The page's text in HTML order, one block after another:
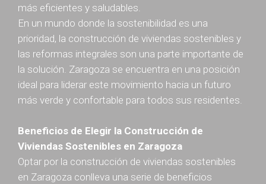
más eficientes y saludables.
En un mundo donde la sostenibilidad es una
prioridad, la construcción de viviendas sostenibles y
las reformas integrales son una parte importante de
la solución. Zaragoza se encuentra en una posición
ideal para liderar este movimiento hacia un futuro
más verde y confortable para todos sus residentes.
Beneficios de Elegir la Construcción de
Viviendas Sostenibles en Zaragoza
Optar por la construcción de viviendas sostenibles
en Zaragoza conlleva una serie de beneficios